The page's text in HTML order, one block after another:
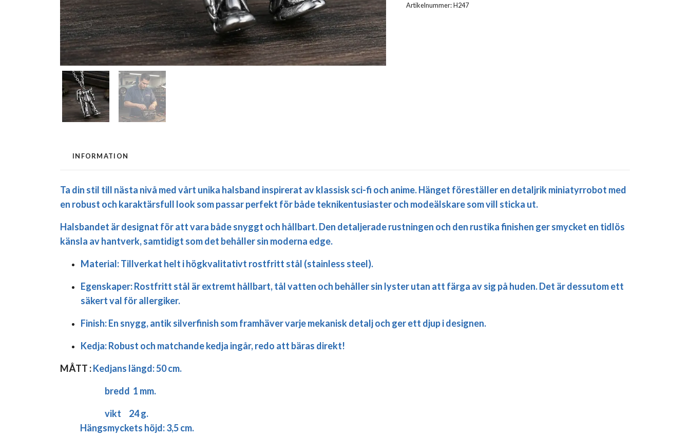
Artikelnummer:H247
INFORMATION
Ta din stil till nästa nivå med vårt unika halsband inspirerat av klassisk sci-fi och anime. Hänget föreställer en detaljrik miniatyrrobot med
en robust och karaktärsfull look som passar perfekt för både teknikentusiaster och modeälskare som vill sticka ut.
Halsbandet är designat för att vara både snyggt och hållbart. Den detaljerade rustningen och den rustika finishen ger smycket en tidlös
känsla av hantverk, samtidigt som det behåller sin moderna edge.
Material:Tillverkat helt i högkvalitativt rostfritt stål (stainless steel).
Egenskaper:Rostfritt stål är extremt hållbart, tål vatten och behåller sin lyster utan att färga av sig på huden. Det är dessutom ett
säkert val för allergiker.
Finish:En snygg, antik silverfinish som framhäver varje mekanisk detalj och ger ett djup i designen.
Kedja:Robust och matchande kedja ingår, redo att bäras direkt!
MÅTT :Kedjans längd:50 cm.
bredd 1 mm.
vikt 24 g.
Hängsmyckets höjd: 3,5 cm.